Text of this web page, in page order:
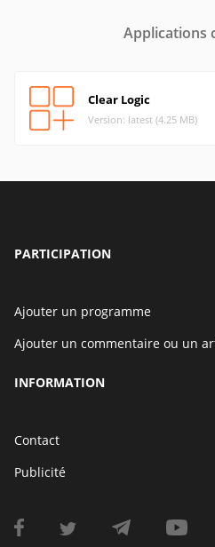
Applications
Clear Logic
Version: latest (4.25 MB)
PARTICIPATION
Ajouter un programme
Ajouter un commentaire ou un
INFORMATION
Contact
Publicité